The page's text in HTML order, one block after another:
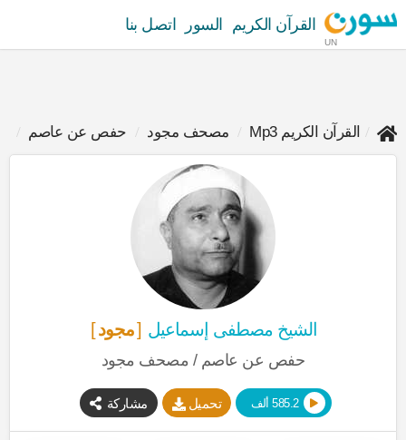
UN
القرآن الكريم السور اتصل بنا
القرآن الكريم Mp3 مصحف مجود حفص عن عاصم
الشيخ مصطفى إسماعيل مجود
حفص عن عاصم / مصحف مجود
585.2 ألف تحميل مشاركة